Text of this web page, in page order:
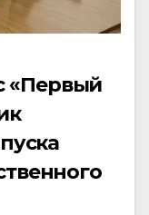
«Первый